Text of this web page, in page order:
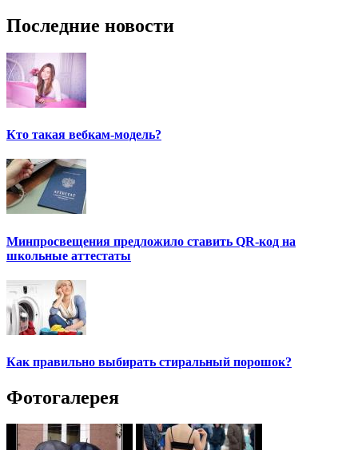
Последние новости
Кто такая вебкам-модель?
Минпросвещения предложило ставить QR-код на
школьные аттестаты
Как правильно выбирать стиральный порошок?
Фотогалерея